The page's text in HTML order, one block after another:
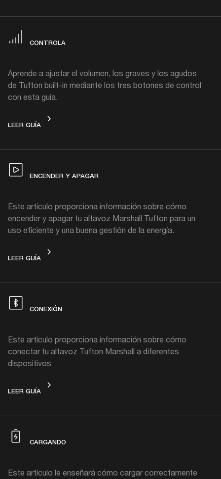
CONTROLA
Aprende a ajustar el volumen, los graves y los agudos
de Tufton built-in mediante los tres botones de control
con esta guía.
LEER GUÍACONTROLA
ENCENDER Y APAGAR
Este artículo proporciona información sobre cómo
encender y apagar tu altavoz Marshall Tufton para un
uso eficiente y una buena gestión de la energía.
LEER GUÍAENCENDER Y APAGAR
CONEXIÓN
Este artículo proporciona información sobre cómo
conectar tu altavoz Tufton Marshall a diferentes
dispositivos
LEER GUÍACONEXIÓN
CARGANDO
Este artículo le enseñará cómo cargar correctamente